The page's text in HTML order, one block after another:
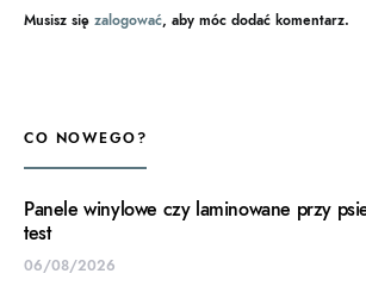
Musisz się zalogować, aby móc dodać komentarz.
CO NOWEGO?
Panele winylowe czy laminowane przy
test
06/08/2026